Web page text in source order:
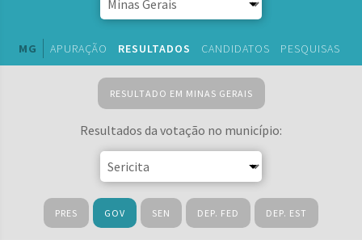
MG APURAÇÃO RESULTADOS CANDIDATOS PESQUISAS
RESULTADO EM MINAS GERAIS
Resultados da votação no município:
PRES GOV SEN DEP. FED DEP. EST